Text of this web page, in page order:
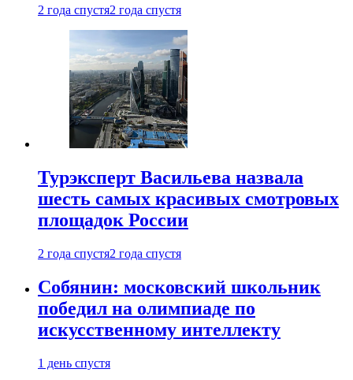
2 года спустя2 года спустя
Турэксперт Васильева назвала
шесть самых красивых смотровых
площадок России
2 года спустя2 года спустя
Собянин: московский школьник
победил на олимпиаде по
искусственному интеллекту
1 день спустя